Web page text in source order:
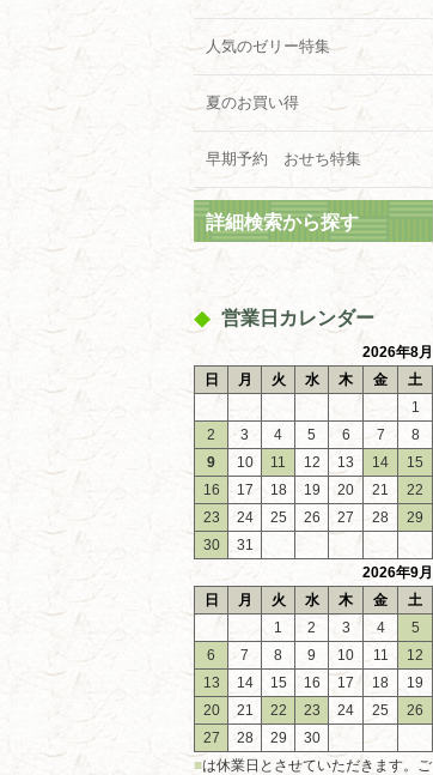
人気のゼリー特集
夏のお買い得
早期予約 おせち特集
詳細検索から探す
営業日カレンダー
2026年8月
日
月 火 水 木 金
土
1
2
3 4 5 6 7
8
9
10 11 12 13 14
15
16
17 18 19 20 21
22
23
24 25 26 27 28
29
30
31
2026年9月
日
月 火 水 木 金
土
1
2 3 4
5
6
7 8 9 10 11
12
13
14 15 16 17 18
19
20
21 22 23 24 25
26
27
28 29
30
■は休業日とさせていただきます。ご